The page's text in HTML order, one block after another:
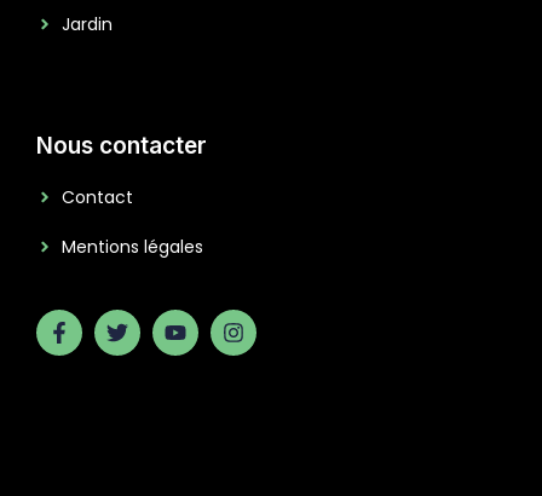
Jardin
Nous contacter
Contact
Mentions légales